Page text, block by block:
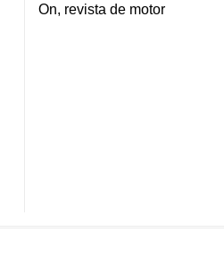
On, revista de motor